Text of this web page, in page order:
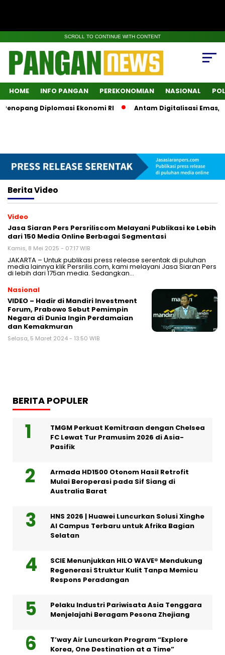
SCROLL TO CONTINUE WITH CONTENT
HOME INFO PANGAN PEREKONOMIAN NASIONAL
Diplomasi Ekonomi RI Antam Digitalisasi Emas,
BeritaVideo
Video
Jasa Siaran Pers Persriliscom Melayani Publikasi ke Lebih
dari 150 Media Online Berbagai Segmentasi
Kamis, 8 Mei 2025 - 07:17 WIB
JAKARTA – Untuk publikasi press release serentak di puluhan
media lainnya klik Persrilis.com, kami melayani Jasa Siaran Pers
di lebih dari 175an media. Sedangkan…
Nasional
VIDEO – Hadir di Mandiri Investment
Forum, Prabowo Sebut Pemimpin
Negara di Dunia Ingin Perdamaian
dan Kemakmuran
Selasa, 5 Maret 2024 - 13:50 WIB
BERITA POPULER
TMGM Perkuat Kemitraan dengan Chelsea
FC Lewat Tur Pramusim 2026 di Asia-
Pasifik
Armada HD1500 Otonom Hasil Retrofit
Mulai Beroperasi pada Sif Siang di
Australia Barat
HNS 2026 | Huawei Luncurkan Solusi Xinghe
AI Campus Terbaru untuk Afrika Bagian
Selatan
SCIE Menunjukkan HILO WAVE® Mendukung
Regenerasi Struktur Kulit Tanpa Memicu
Respons Peradangan
Pelaku Industri Pariwisata Asia Tenggara
Menjelajahi Beragam Pesona Zhejiang
T’way Air Luncurkan Program “Explore
Korea, One Destination at a Time”